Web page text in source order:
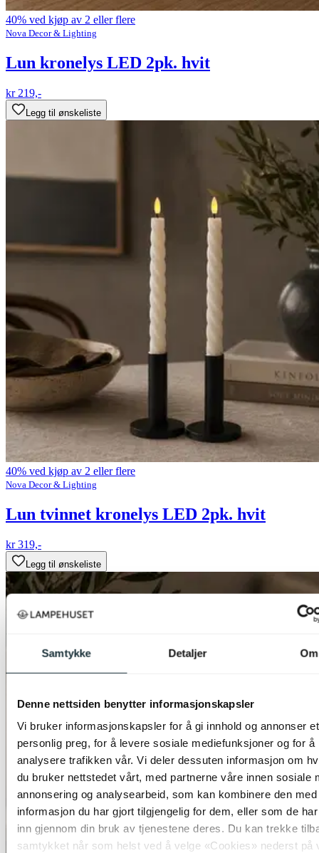
Samtykke Detaljer Om
Denne nettsiden benytter informasjonskapsler
Vi bruker informasjonskapsler for å gi innhold og annonser et
personlig preg, for å levere sosiale mediefunksjoner og for å
analysere trafikken vår. Vi deler dessuten informasjon om
du bruker nettstedet vårt, med partnerne våre innen sosiale
annonsering og analysearbeid, som kan kombinere den med
informasjon du har gjort tilgjengelig for dem, eller som de
inn gjennom din bruk av tjenestene deres. Du kan trekke
samtykket når som helst ved å velge «Cookies» nederst på
40% ved kjøp av 2 eller flere
Nova Decor & Lighting
Lun kronelys LED 2pk. hvit
kr 219,-
Legg til ønskeliste
40% ved kjøp av 2 eller flere
Nova Decor & Lighting
Lun tvinnet kronelys LED 2pk. hvit
kr 319,-
Legg til ønskeliste